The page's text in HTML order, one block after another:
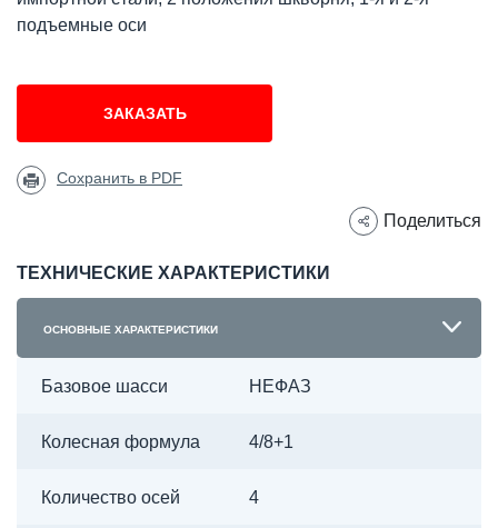
подъемные оси
ЗАКАЗАТЬ
Сохранить в PDF
Поделиться
ТЕХНИЧЕСКИЕ ХАРАКТЕРИСТИКИ
ОСНОВНЫЕ ХАРАКТЕРИСТИКИ
Базовое шасси НЕФАЗ
Колесная формула 4/8+1
Количество осей 4